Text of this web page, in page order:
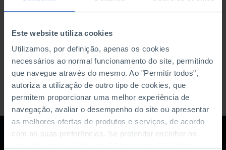
Este website utiliza cookies
Utilizamos, por definição, apenas os cookies
necessários ao normal funcionamento do site, permitindo
que navegue através do mesmo. Ao "Permitir todos",
autoriza a utilização de outro tipo de cookies, que
permitem proporcionar uma melhor experiência de
navegação, avaliar o desempenho do site ou apresentar
as melhores ofertas de produtos e serviços, de acordo
com as suas preferências. Se pretender escolher os